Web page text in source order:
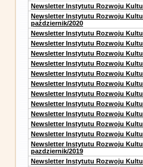
Newsletter Instytutu Rozwoju
Newsletter Instytutu Rozwoju
październik/2020
Newsletter Instytutu Rozwoju
Newsletter Instytutu Rozwoju
Newsletter Instytutu Rozwoju
Newsletter Instytutu Rozwoju
Newsletter Instytutu Rozwoju
Newsletter Instytutu Rozwoju
Newsletter Instytutu Rozwoju
Newsletter Instytutu Rozwoju
Newsletter Instytutu Rozwoju
Newsletter Instytutu Rozwoju
Newsletter Instytutu Rozwoju
Newsletter Instytutu Rozwoju
pazdziernik/2019
Newsletter Instytutu Rozwoju